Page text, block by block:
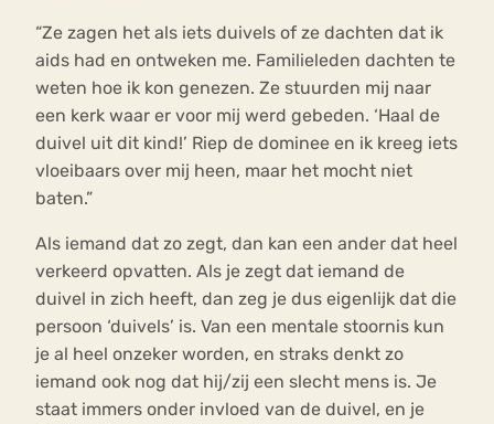
“Ze zagen het als iets duivels of ze dachten dat ik
aids had en ontweken me. Familieleden dachten te
weten hoe ik kon genezen. Ze stuurden mij naar
een kerk waar er voor mij werd gebeden. ‘Haal de
duivel uit dit kind!’ Riep de dominee en ik kreeg iets
vloeibaars over mij heen, maar het mocht niet
baten.”
Als iemand dat zo zegt, dan kan een ander dat heel
verkeerd opvatten. Als je zegt dat iemand de
duivel in zich heeft, dan zeg je dus eigenlijk dat die
persoon ‘duivels’ is. Van een mentale stoornis kun
je al heel onzeker worden, en straks denkt zo
iemand ook nog dat hij/zij een slecht mens is. Je
staat immers onder invloed van de duivel, en je